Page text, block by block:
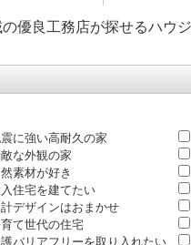
優良工務店が探せるハウ
に強い高耐久の家
な外観の家
素材が好き
住宅を建てたい
デザインはおまかせ
て世代の住宅
バリアフリーを取り入れたい